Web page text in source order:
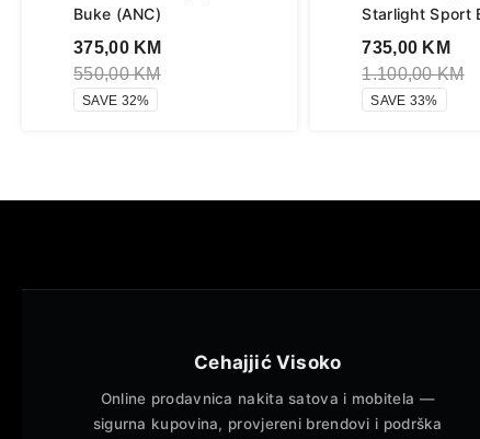
Buke (ANC)
375,00 KM
550,00KM
SAVE 32%
Starlight Sport
735,00 KM
1.100,00KM
SAVE 33%
Cehajjić Visoko
Online prodavnica nakita satova i mobitela —
sigurna kupovina, provjereni brendovi i podrška